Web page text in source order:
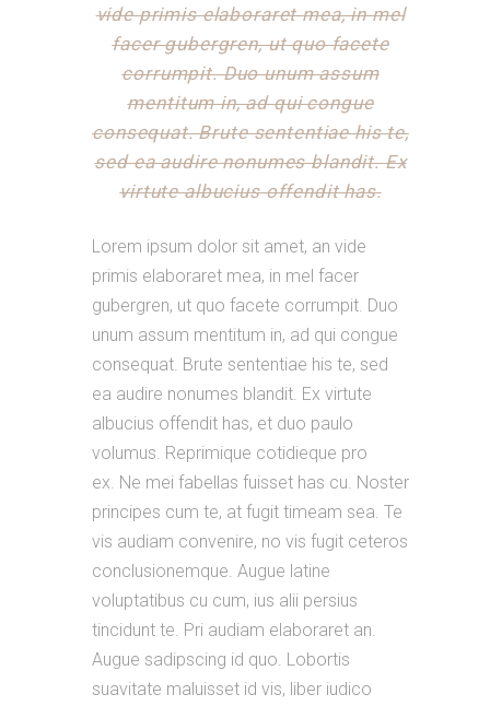
vide primis elaboraret mea, in mel
facer gubergren, ut quo facete
corrumpit. Duo unum assum
mentitum in, ad qui congue
consequat. Brute sententiae his te,
sed ea audire nonumes blandit. Ex
virtute albucius offendit has.
Lorem ipsum dolor sit amet, an vide
primis elaboraret mea, in mel facer
gubergren, ut quo facete corrumpit. Duo
unum assum mentitum in, ad qui congue
consequat. Brute sententiae his te, sed
ea audire nonumes blandit. Ex virtute
albucius offendit has, et duo paulo
volumus. Reprimique cotidieque pro
ex. Ne mei fabellas fuisset has cu. Noster
principes cum te, at fugit timeam sea. Te
vis audiam convenire, no vis fugit ceteros
conclusionemque. Augue latine
voluptatibus cu cum, ius alii persius
tincidunt te. Pri audiam elaboraret an.
Augue sadipscing id quo. Lobortis
suavitate maluisset id vis, liber iudico